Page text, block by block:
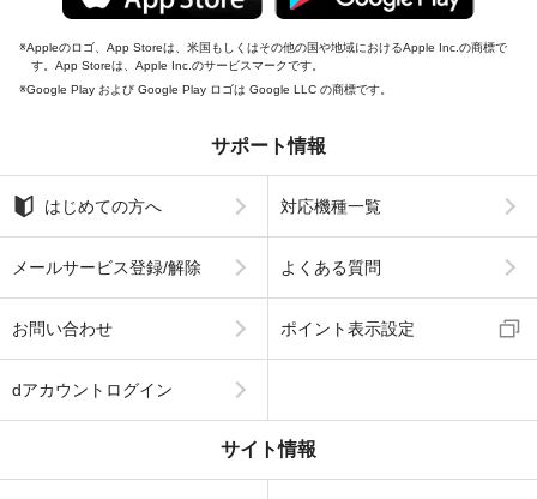
Appleのロゴ、App Storeは、米国もしくはその他の国や地域におけるApple Inc.の商標で
す。App Storeは、Apple Inc.のサービスマークです。
Google Play および Google Play ロゴは Google LLC の商標です。
サポート情報
はじめての方へ 対応機種一覧
メールサービス登録/解除 よくある質問
お問い合わせ ポイント表示設定
dアカウントログイン
サイト情報